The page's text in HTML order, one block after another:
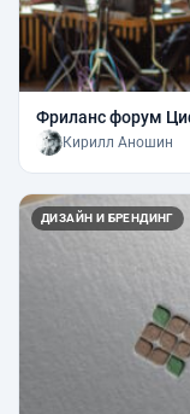
Фриланс форум
Кирилл Аношин
ДИЗАЙН И БРЕНДИНГ